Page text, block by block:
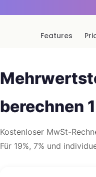
Features
berechnen
Kostenloser MwSt-
Für 19%, 7% und